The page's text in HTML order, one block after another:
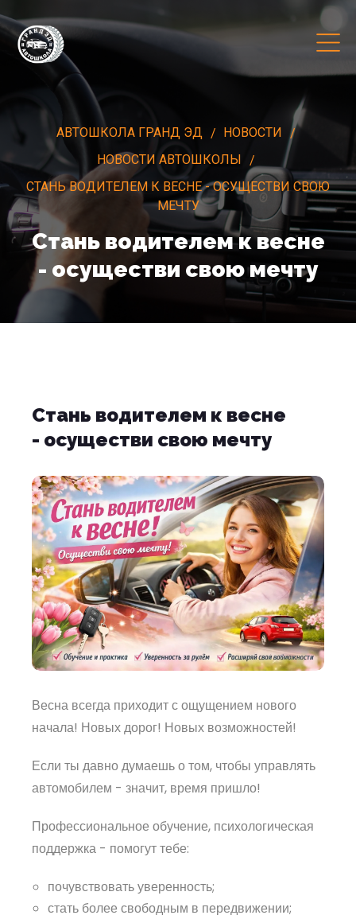
АВТОШКОЛА ГРАНД ЭД
НОВОСТИ
НОВОСТИ АВТОШКОЛЫ
СТАНЬ ВОДИТЕЛЕМ К ВЕСНЕ - ОСУЩЕСТВИ СВОЮ
МЕЧТУ
Стань водителем к весне
- осуществи свою мечту
Стань водителем к весне
- осуществи свою мечту
Весна всегда приходит с ощущением нового
начала! Новых дорог! Новых возможностей!
Если ты давно думаешь о том, чтобы управлять
автомобилем - значит, время пришло!
Профессиональное обучение, психологическая
поддержка - помогут тебе:
почувствовать уверенность;
стать более свободным в передвижении;